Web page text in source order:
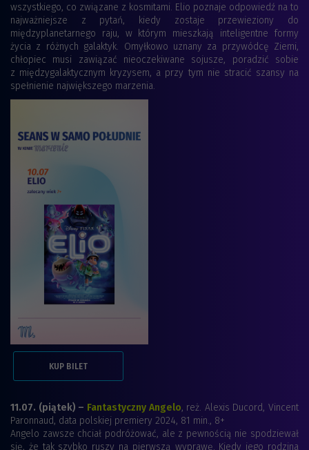
wszystkiego, co związane z kosmitami. Elio poznaje odpowiedź na to
najważniejsze z pytań, kiedy zostaje przewieziony do
międzyplanetarnego raju, w którym mieszkają inteligentne formy
życia z różnych galaktyk. Omyłkowo uznany za przywódcę Ziemi,
chłopiec musi zawiązać nieoczekiwane sojusze, poradzić sobie
z międzygalaktycznym kryzysem, a przy tym nie stracić szansy na
spełnienie największego marzenia.
KUP BILET
11.07. (piątek) – Fantastyczny Angelo, reż. Alexis Ducord, Vincent
Paronnaud, data polskiej premiery 2024, 81 min., 8+
Angelo zawsze chciał podróżować, ale z pewnością nie spodziewał
się, że tak szybko ruszy na pierwszą wyprawę. Kiedy jego rodzina